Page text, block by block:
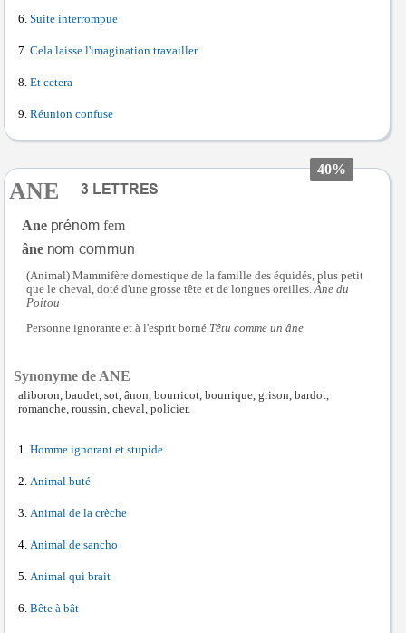
Suite interrompue
Cela laisse l'imagination travailler
Et cetera
Réunion confuse
40%
ANE
Ane
fem
âne
(Animal) Mammifère domestique de la famille des équidés, plus petit
que le cheval, doté d'une grosse tête et de longues oreilles. Âne du
Poitou
Personne ignorante et à l'esprit borné. Têtu comme un âne
Synonyme de ANE
aliboron, baudet, sot, ânon, bourricot, bourrique, grison, bardot,
romanche, roussin, cheval, policier.
Homme ignorant et stupide
Animal buté
Animal de la crèche
Animal de sancho
Animal qui brait
Bête à bât